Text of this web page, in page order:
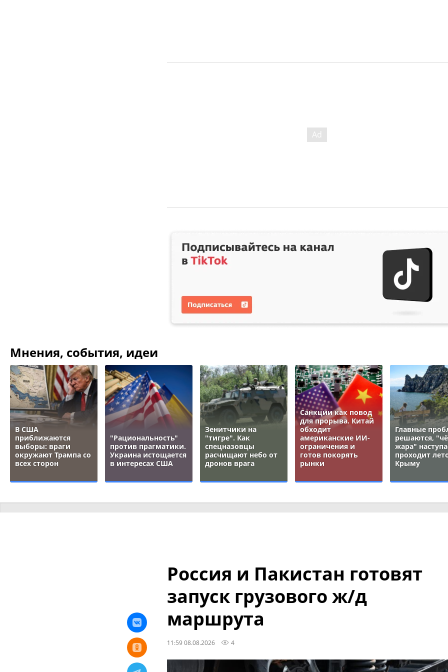
Мнения, события, идеи
В США
приближаются
выборы: враги
окружают Трампа со
всех сторон
"Рациональность"
против прагматики.
Украина истощается
в интересах США
Зенитчики на
"тигре". Как
спецназовцы
расчищают небо от
дронов врага
Санкции как повод
для прорыва. Китай
обходит
американские ИИ-
ограничения и
готов покорять
рынки
Главные
решаются,
жара"
проходит
Крыму
Россия и Пакистан готовят
запуск грузового ж/д
маршрута
11:59 08.08.2026 4